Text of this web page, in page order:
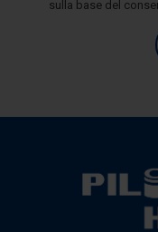
sulla base del